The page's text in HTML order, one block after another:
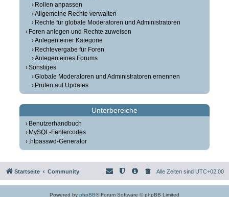
Rollen anpassen
Allgemeine Rechte verwalten
Rechte für globale Moderatoren und Administratoren
Foren anlegen und Rechte zuweisen
Anlegen einer Kategorie
Rechtevergabe für Foren
Anlegen eines Forums
Sonstiges
Globale Moderatoren und Administratoren ernennen
Prüfen auf Updates
Unterbereiche
Benutzerhandbuch
MySQL-Fehlercodes
.htpasswd-Generator
Startseite Community Alle Zeiten sind UTC+02:00
Powered by phpBB® Forum Software © phpBB Limited